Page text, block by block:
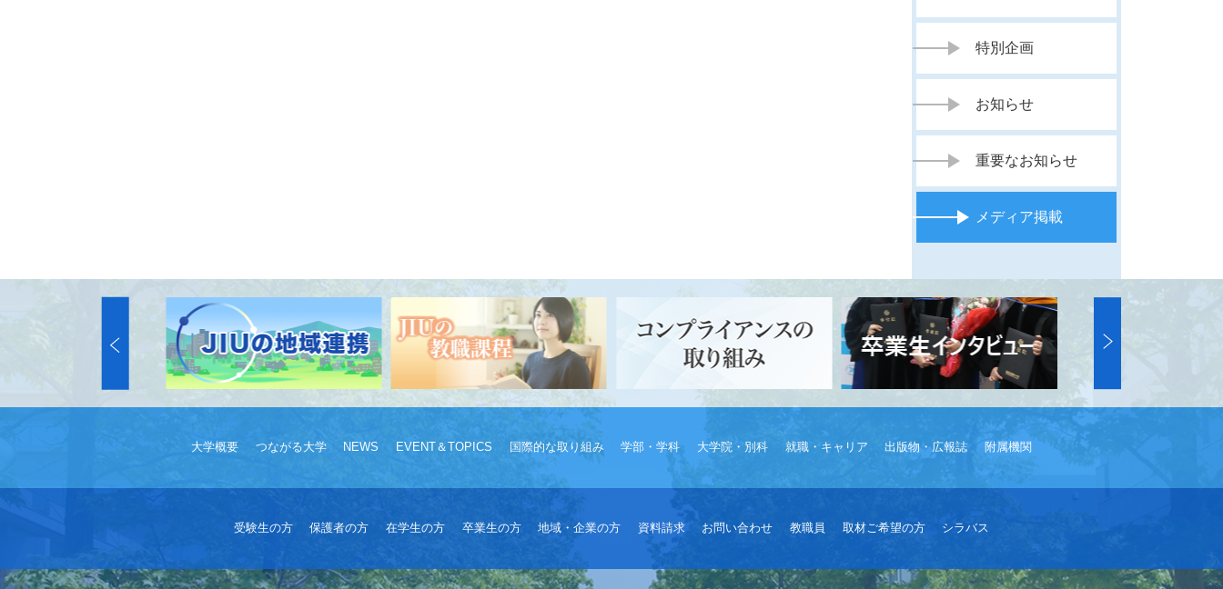
特別企画
お知らせ
重要なお知らせ
メディア掲載
大学概要 つながる大学 NEWS EVENT＆TOPICS 国際的な取り組み 学部・学科 大学院・別科 就職・キャリア 出版物・広報誌 附属機関
受験生の方 保護者の方 在学生の方 卒業生の方 地域・企業の方 資料請求 お問い合わせ 教職員 取材ご希望の方 シラバス